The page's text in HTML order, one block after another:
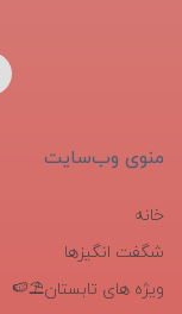
منوی وب‌سایت
خانه
شگفت انگیزها
ویژه های تابستان⛱️🍉